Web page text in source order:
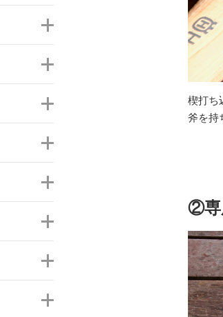
楔打ち
斧を持
②専